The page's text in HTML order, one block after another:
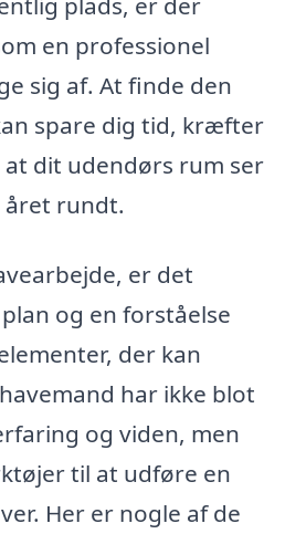
en professionel
sig af. At finde den
spare dig tid, kræfter
dit udendørs rum ser
året rundt.
er det
og en forståelse
der kan
har ikke blot
og viden, men
til at udføre en
Her er nogle af de